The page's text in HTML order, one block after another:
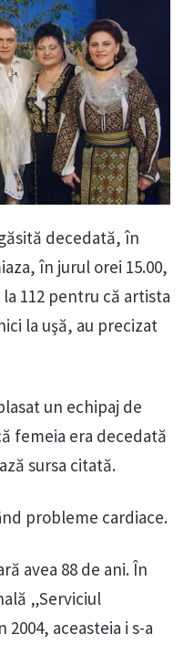
decedată, în
în jurul orei 15.00,
112 pentru că artista
la uşă, au precizat
un echipaj de
femeia era decedată
sursa citată.
probleme cardiace.
avea 88 de ani. În
„Serviciul
2004, aceasteia i s-a